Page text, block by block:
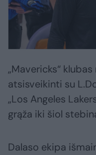
„Mavericks“
atsisveikinti su
„Los Angeles
grąža iki šiol
Dalaso ekipa